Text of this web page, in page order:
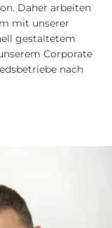
Daher arbeiten
mit unserer
gestaltetem
Corporate
nach